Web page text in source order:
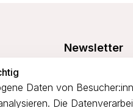
Daten von
Die
Newsletter
profitiere von